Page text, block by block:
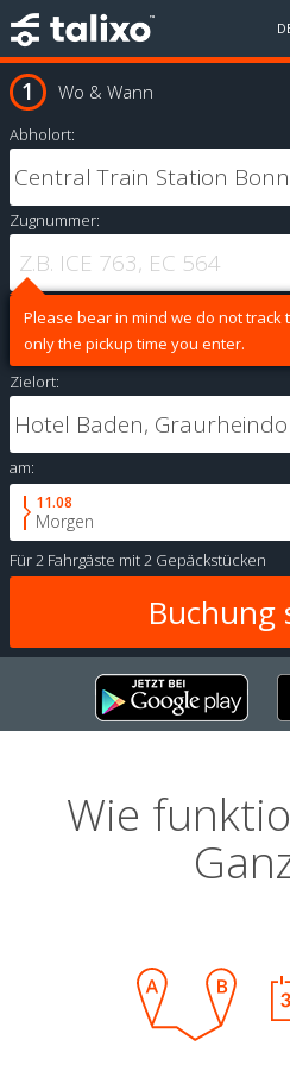
Wo & Wann
Abholort:
Zugnummer:
Please bear in mind we do not track
only the pickup time you enter.
Zielort:
am:
11.08
Morgen
Für2 Fahrgäste mit2 Gepäckstücken
Wie